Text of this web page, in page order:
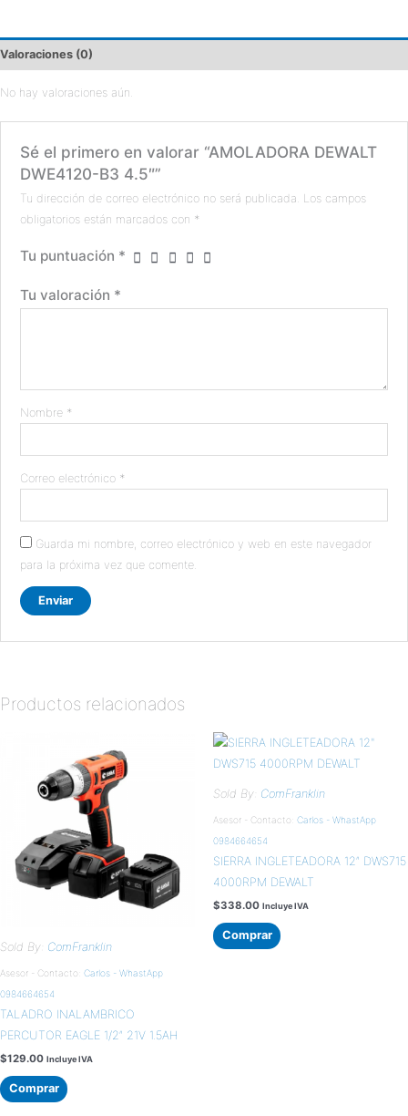
Valoraciones (0)
No hay valoraciones aún.
Sé el primero en valorar “AMOLADORA DEWALT
DWE4120-B3 4.5″”
Tu dirección de correo electrónico no será publicada. Los campos
obligatorios están marcados con *
Tu puntuación *
Tu valoración *
Nombre *
Correo electrónico *
Guarda mi nombre, correo electrónico y web en este navegador
para la próxima vez que comente.
Productos relacionados
Sold By: ComFranklin
Asesor - Contacto: Carlos - WhastApp
0984664654
TALADRO INALAMBRICO
PERCUTOR EAGLE 1/2″ 21V 1.5AH
$129.00 Incluye IVA
Comprar
Sold By: ComFranklin
Asesor - Contacto: Carlos - WhastApp
0984664654
SIERRA INGLETEADORA 12″ DWS715
4000RPM DEWALT
$338.00 Incluye IVA
Comprar